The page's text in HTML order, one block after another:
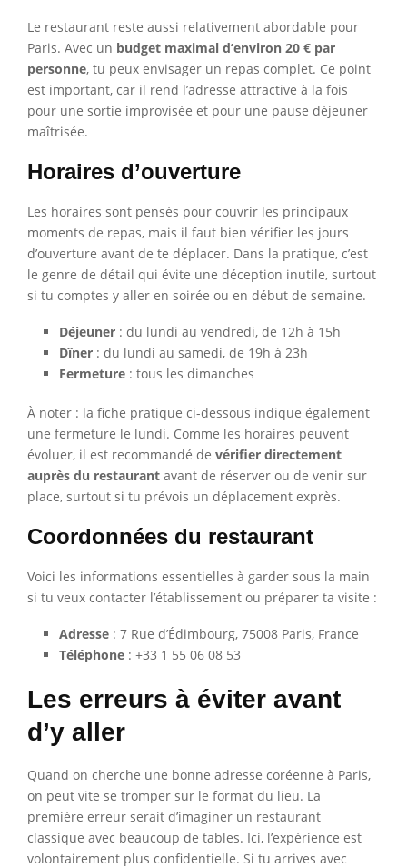
Le restaurant reste aussi relativement abordable pour
Paris. Avec un budget maximal d’environ 20 € par
personne, tu peux envisager un repas complet. Ce point
est important, car il rend l’adresse attractive à la fois
pour une sortie improvisée et pour une pause déjeuner
maîtrisée.
Horaires d’ouverture
Les horaires sont pensés pour couvrir les principaux
moments de repas, mais il faut bien vérifier les jours
d’ouverture avant de te déplacer. Dans la pratique, c’est
le genre de détail qui évite une déception inutile, surtout
si tu comptes y aller en soirée ou en début de semaine.
Déjeuner : du lundi au vendredi, de 12h à 15h
Dîner : du lundi au samedi, de 19h à 23h
Fermeture : tous les dimanches
À noter : la fiche pratique ci-dessous indique également
une fermeture le lundi. Comme les horaires peuvent
évoluer, il est recommandé de vérifier directement
auprès du restaurant avant de réserver ou de venir sur
place, surtout si tu prévois un déplacement exprès.
Coordonnées du restaurant
Voici les informations essentielles à garder sous la main
si tu veux contacter l’établissement ou préparer ta visite :
Adresse : 7 Rue d’Édimbourg, 75008 Paris, France
Téléphone : +33 1 55 06 08 53
Les erreurs à éviter avant
d’y aller
Quand on cherche une bonne adresse coréenne à Paris,
on peut vite se tromper sur le format du lieu. La
première erreur serait d’imaginer un restaurant
classique avec beaucoup de tables. Ici, l’expérience est
volontairement plus confidentielle. Si tu arrives avec